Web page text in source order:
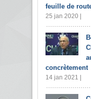
feuille de
25 jan 2020 |
concrètement
14 jan 2021 |